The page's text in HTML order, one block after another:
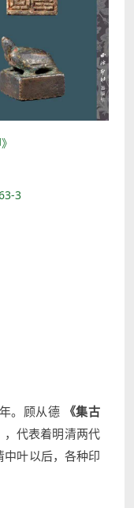
3
。顾从德
《集古
，代表着明清两代
叶以后，各种印